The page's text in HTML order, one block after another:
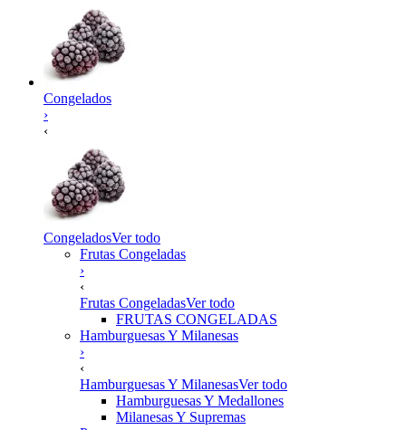
Congelados
›
‹
CongeladosVer todo
Frutas Congeladas
›
‹
Frutas CongeladasVer todo
FRUTAS CONGELADAS
Hamburguesas Y Milanesas
›
‹
Hamburguesas Y MilanesasVer todo
Hamburguesas Y Medallones
Milanesas Y Supremas